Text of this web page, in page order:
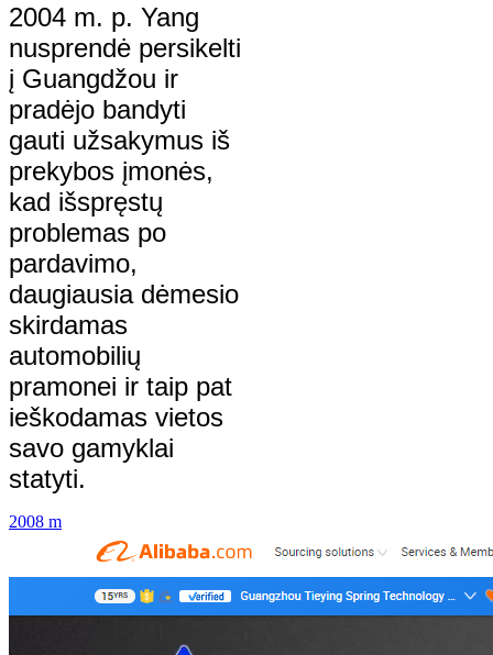
2004 m. p. Yang
nusprendė persikelti
į Guangdžou ir
pradėjo bandyti
gauti užsakymus iš
prekybos įmonės,
kad išspręstų
problemas po
pardavimo,
daugiausia dėmesio
skirdamas
automobilių
pramonei ir taip pat
ieškodamas vietos
savo gamyklai
statyti.
2008 m